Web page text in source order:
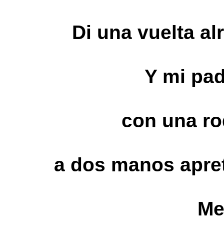
Di una vuelta
Y mi
con una
a dos manos